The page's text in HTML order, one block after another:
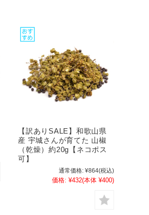
【訳ありSALE】和歌山県
産 宇城さんが育てた 山椒
（乾燥）約20g【ネコポス
可】
通常価格: ¥864(税込)
価格: ¥432(本体 ¥400)